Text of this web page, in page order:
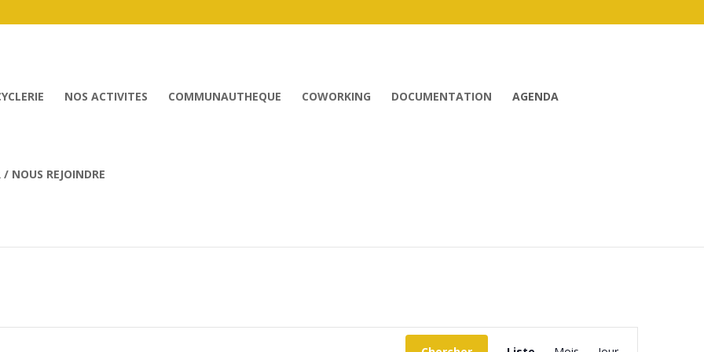
NOS ACTIVITES COMMUNAUTHEQUE COWORKING DOCUMENTATION AGENDA
NOUS REJOINDRE
Navigation